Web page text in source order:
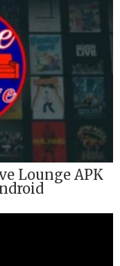
Lounge APK